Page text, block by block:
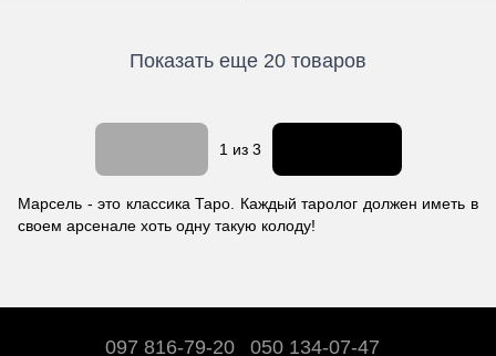
Показать еще 20 товаров
1из 3
Марсель - это классика Таро. Каждый таролог должен иметь в
своем арсенале хоть одну такую колоду!
097 816-79-20 050 134-07-47